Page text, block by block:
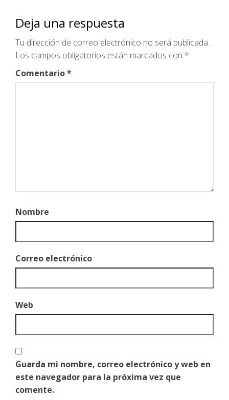
Deja una respuesta
Tu dirección de correo electrónico no será publicada.
Los campos obligatorios están marcados con *
Comentario*
Nombre
Correo electrónico
Web
Guarda mi nombre, correo electrónico y web en
este navegador para la próxima vez que
comente.